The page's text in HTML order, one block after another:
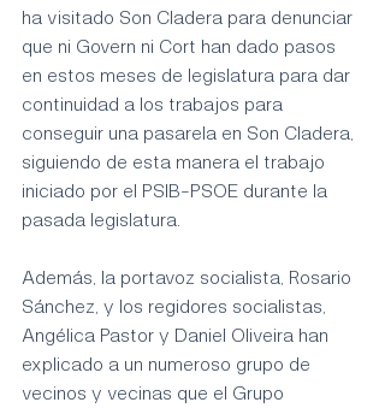
ha visitado Son Cladera para denunciar
que ni Govern ni Cort han dado pasos
en estos meses de legislatura para dar
continuidad a los trabajos para
conseguir una pasarela en Son Cladera,
siguiendo de esta manera el trabajo
iniciado por el PSIB-PSOE durante la
pasada legislatura.
Además, la portavoz socialista, Rosario
Sánchez, y los regidores socialistas,
Angélica Pastor y Daniel Oliveira han
explicado a un numeroso grupo de
vecinos y vecinas que el Grupo